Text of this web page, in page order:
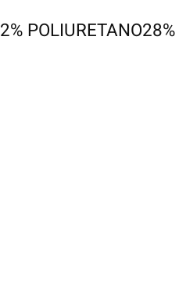
POLIURETANO28%